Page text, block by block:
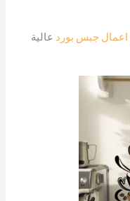
اعمال جبس بورد عالية